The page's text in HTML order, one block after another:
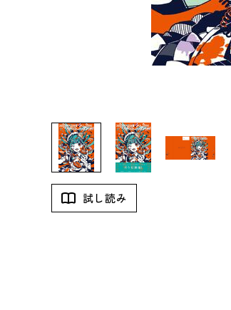
試し読み